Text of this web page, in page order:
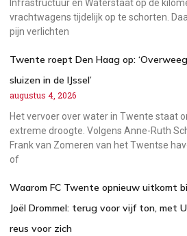
Infrastructuur en Waterstaat op de
vrachtwagens tijdelijk op te schorten.
pijn verlichten
Twente roept Den Haag op:
sluizen in de IJssel’
augustus 4, 2026
Het vervoer over water in Twente staat
extreme droogte. Volgens Anne-Ruth
Frank van Zomeren van het Twentse
of
Waarom FC Twente opnieuw uitkomt
Joël Drommel: terug voor vijf ton, met
reus voor zich